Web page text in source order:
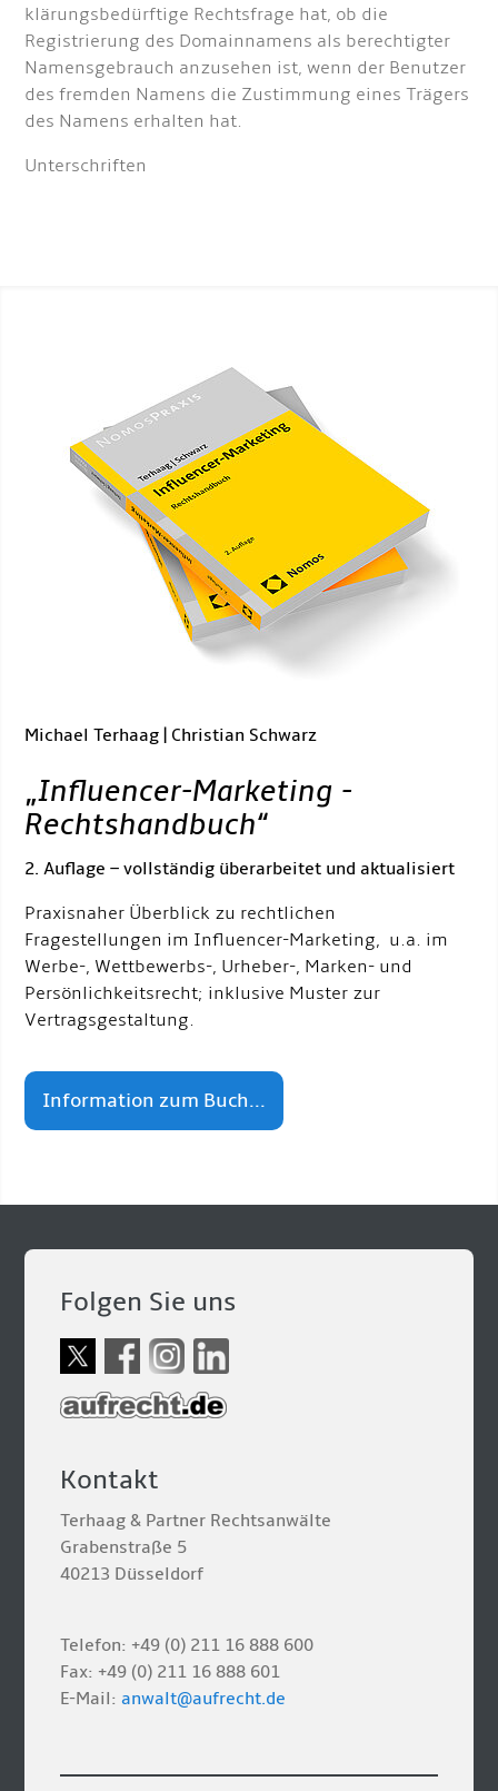
klärungsbedürftige Rechtsfrage hat, ob die
Registrierung des Domainnamens als berechtigter
Namensgebrauch anzusehen ist, wenn der Benutzer
des fremden Namens die Zustimmung eines Trägers
des Namens erhalten hat.
Unterschriften
Michael Terhaag | Christian Schwarz
„Influencer-Marketing -
Rechtshandbuch“
2. Auflage – vollständig überarbeitet und aktualisiert
Praxisnaher Überblick zu rechtlichen
Fragestellungen im Influencer-Marketing, u.a. im
Werbe-, Wettbewerbs-, Urheber-, Marken- und
Persönlichkeitsrecht; inklusive Muster zur
Vertragsgestaltung.
Information zum Buch...
Folgen Sie uns
Kontakt
Terhaag & Partner Rechtsanwälte
Grabenstraße 5
40213 Düsseldorf
Telefon: +49 (0) 211 16 888 600
Fax: +49 (0) 211 16 888 601
E-Mail:anwalt@aufrecht.de